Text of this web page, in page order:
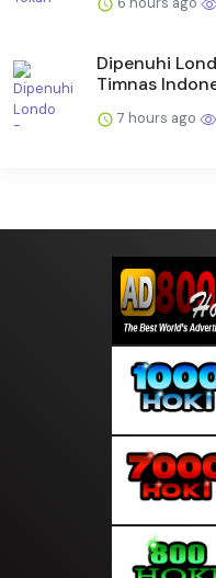
Dipenuhi
Timnas
7 hours ago